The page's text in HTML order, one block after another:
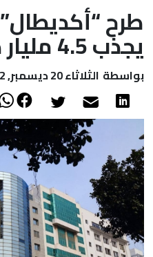
طرح
يجذب 4.5 مليار درهم
بواسطة الثلاثاء 20 ديسمبر, 2022 - 20:47